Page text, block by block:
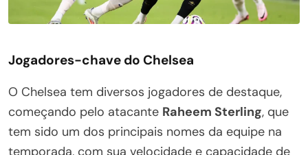
Jogadores-chave do Chelsea
O Chelsea tem diversos jogadores de destaque,
começando pelo atacante Raheem Sterling, que
tem sido um dos principais nomes da equipe na
temporada, com sua velocidade e capacidade de